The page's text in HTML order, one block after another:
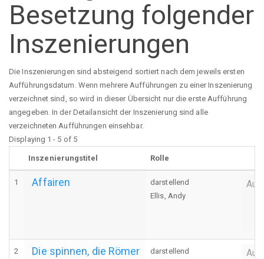
Besetzung folgender
Inszenierungen
Die Inszenierungen sind absteigend sortiert nach dem jeweils ersten
Aufführungsdatum. Wenn mehrere Aufführungen zu einer Inszenierung
verzeichnet sind, so wird in dieser Übersicht nur die erste Aufführung
angegeben. In der Detailansicht der Inszenierung sind alle
verzeichneten Aufführungen einsehbar.
Displaying 1 - 5 of 5
Inszenierungstitel Rolle
1 Affairen
darstellend
Ellis, Andy
2 Die spinnen, die Römer
darstellend